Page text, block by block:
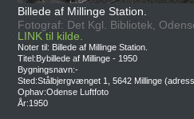
Billede af Millinge Station.
Fotograf: Det Kgl. Bibliotek,
LINK til kilde.
Noter til: Billede af Millinge Station.
Titel:Bybillede af Millinge - 1950
Bygningsnavn:-
Sted:Stålbjergvænget 1, 5642 Millinge
Ophav:Odense Luftfoto
År:1950